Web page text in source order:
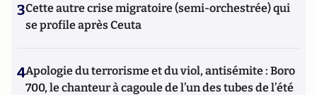
3Cette autre crise migratoire (semi-orchestrée) qui
se profile après Ceuta
4Apologie du terrorisme et du viol, antisémite : Boro
700, le chanteur à cagoule de l’un des tubes de l’été